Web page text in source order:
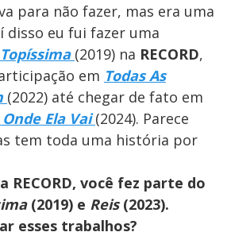
para não fazer, mas era uma
disso eu fui fazer uma
Topíssima (2019) na RECORD,
em Todas As
(2022) até chegar de fato em
Ela Vai(2024). Parece
tem toda uma história por
RECORD, você fez parte do
(2019) e Reis(2023).
esses trabalhos?